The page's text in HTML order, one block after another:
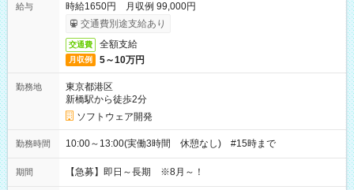
給与
時給1650円 月収例 99,000円
交通費別途支給あり
交通費 全額支給
月収例 5～10万円
勤務地
東京都港区
新橋駅から徒歩2分
ソフトウェア開発
勤務時間 10:00～13:00(実働3時間 休憩なし) #15時まで
期間 【急募】即日～長期 ※8月～！